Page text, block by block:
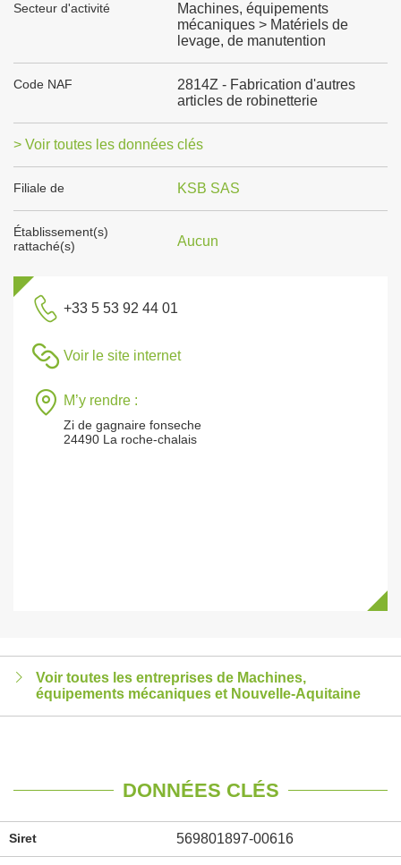
Secteur d'activité
Machines, équipements
mécaniques > Matériels de
levage, de manutention
Code NAF
2814Z - Fabrication d'autres
articles de robinetterie
> Voir toutes les données clés
Filiale de KSB SAS
Établissement(s)
rattaché(s)
Aucun
+33 5 53 92 44 01
Voir le site internet
M’y rendre :
Zi de gagnaire fonseche
24490 La roche-chalais
Voir toutes les entreprises de Machines,
équipements mécaniques et Nouvelle-Aquitaine
DONNÉES CLÉS
Siret 569801897-00616